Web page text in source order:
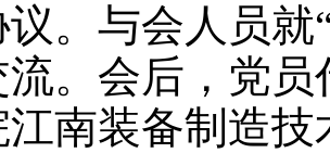
议。与会人员就
流。会后，党
江南装备制造